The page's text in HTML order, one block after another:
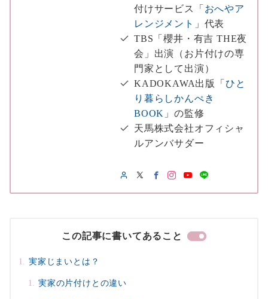
付けサービス「 おへやア
レンジメント
」代表
TBS「櫻井・有吉 THE夜
会」出演（お片付けの専
門家として出演）
KADOKAWA出版「 ひと
り暮らしかんぺき
BOOK 」の監修
天馬株式会社オフィシャ
ルアンバサダー
この記事に書いてあること
実家じまいとは？
実家の片付けとの違い